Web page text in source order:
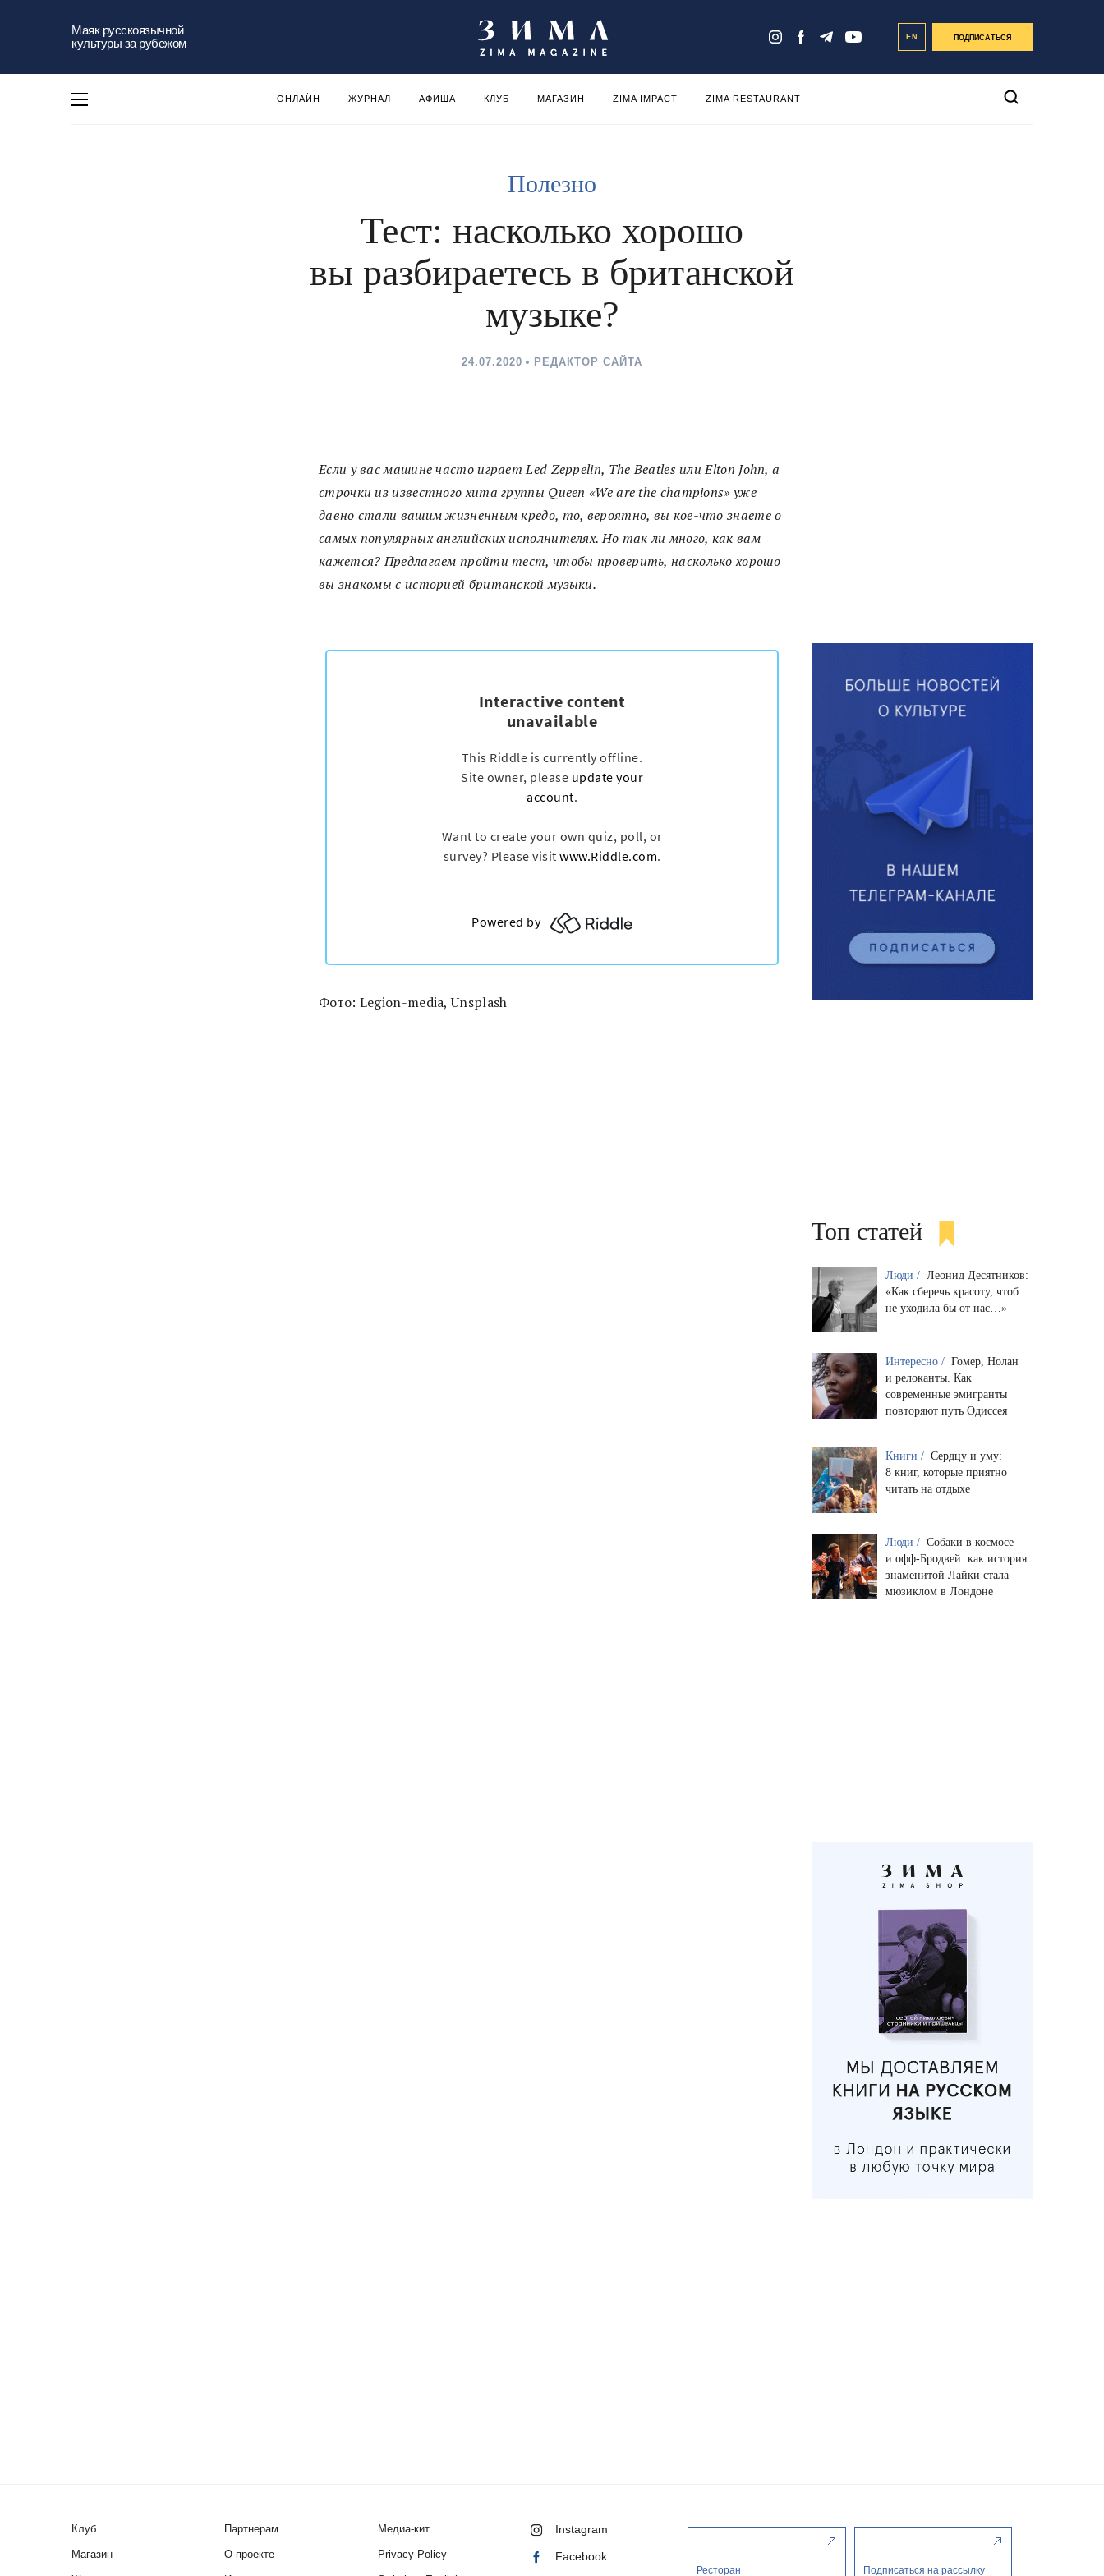
Маяк русскоязычной
культуры за рубежом
EN ПОДПИСАТЬСЯ
ОНЛАЙН ЖУРНАЛ АФИША КЛУБ МАГАЗИН ZIMA IMPACT ZIMA RESTAURANT
Полезно
Тест: насколько хорошо
вы разбираетесь в британской
музыке?
24.07.2020 РЕДАКТОР САЙТА
Если у вас машине часто играет Led Zeppelin, The Beatles илиElton John, а
строчки из известного хита группы Queen «We are the champions» уже
давно стали вашим жизненным кредо, то, вероятно, вы кое-что знаете о
самых популярных английских исполнителях. Но так ли много, как вам
кажется? Предлагаем пройти тест, чтобы проверить, насколько хорошо
вы знакомы с историей британской музыки.
Фото: Legion-media, Unsplash
Топ статей
Люди / Леонид Десятников:
«Как сберечь красоту, чтоб
не уходила бы от нас…»
Интересно / Гомер, Нолан
и релоканты. Как
современные эмигранты
повторяют путь Одиссея
Книги / Сердцу и уму:
8 книг, которые приятно
читать на отдыхе
Люди / Собаки в космосе
и офф-Бродвей: как история
знаменитой Лайки стала
мюзиклом в Лондоне
Клуб
Магазин
Партнерам
О проекте
Медиа-кит
Privacy Policy
Instagram
Facebook
Ресторан Подписаться на рассылку